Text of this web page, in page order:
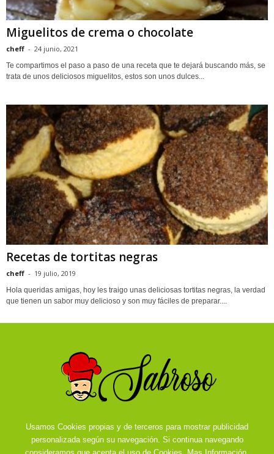
Miguelitos de crema o chocolate
cheff - 24 junio, 2021
Te compartimos el paso a paso de una receta que te dejará buscando más, se
trata de unos deliciosos miguelitos, estos son unos dulces...
Recetas de tortitas negras
cheff - 19 julio, 2019
Hola queridas amigas, hoy les traigo unas deliciosas tortitas negras, la verdad
que tienen un sabor muy delicioso y son muy fáciles de preparar....
Usamos Cookies propias y de terceros para mostrar publicidad
personalizada según su navegación. Si continua navegando